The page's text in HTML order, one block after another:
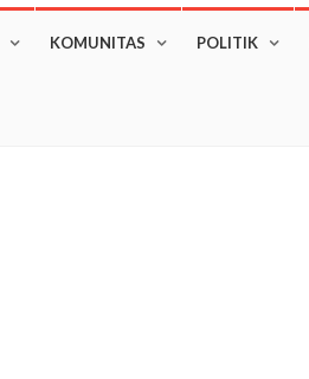
KOMUNITAS POLITIK